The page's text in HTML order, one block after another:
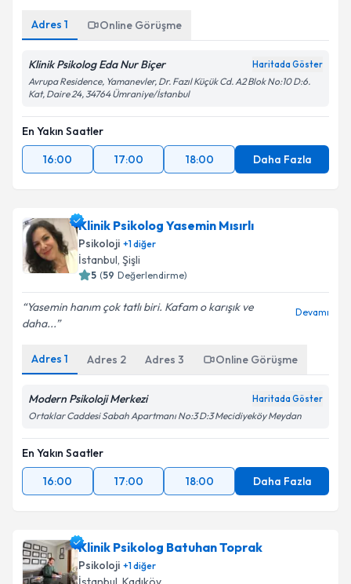
Adres 1 Online Görüşme
Klinik Psikolog Eda Nur Biçer Haritada Göster
Avrupa Residence, Yamanevler, Dr. Fazıl Küçük Cd. A2 Blok No:10 D:6.
Kat, Daire 24, 34764 Ümraniye/İstanbul
En Yakın Saatler
16:00
17:00 18:00 Daha Fazla
Klinik Psikolog Yasemin Mısırlı
Psikoloji +1diğer
İstanbul, Şişli
5 (59 Değerlendirme)
Yasemin hanım çok tatlı biri. Kafam o karışık ve
daha...
Devamı
Adres 1 Adres 2 Adres 3 Online Görüşme
Modern Psikoloji Merkezi Haritada Göster
Ortaklar Caddesi Sabah Apartmanı No:3 D:3 Mecidiyeköy Meydan
En Yakın Saatler
16:00
17:00 18:00 Daha Fazla
Klinik Psikolog Batuhan Toprak
Psikoloji +1diğer